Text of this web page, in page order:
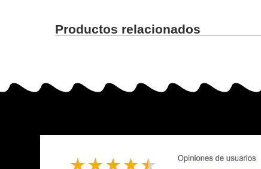
Productos relacionados